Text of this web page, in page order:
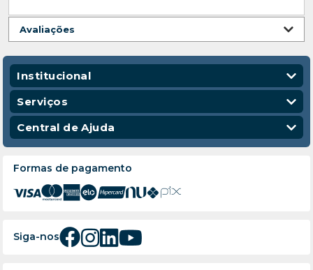
Avaliações
Institucional
Quem Somos
Nossas Lojas
Código de Conduta
Serviços
Vendas Corporativas
Entregas
Central de Ajuda
Política de Privacidade
Política de Troca e Devolução
Política de Frete e Entrega
Atendimento
Formas de pagamento
Siga-nos